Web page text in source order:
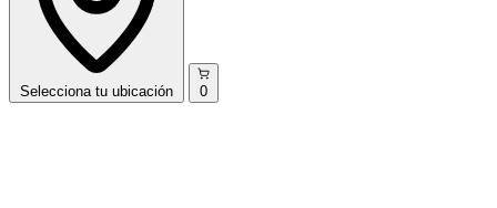
Selecciona tu ubicación 0